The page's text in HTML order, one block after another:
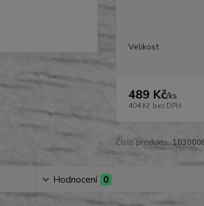
Velikost
489 Kč/ks
404 Kč bez DPH
Číslo produktu:
Hodnocení 0